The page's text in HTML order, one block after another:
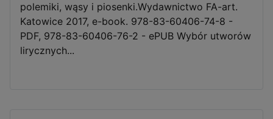
polemiki, wąsy i piosenki.Wydawnictwo FA-art.
Katowice 2017, e-book. 978-83-60406-74-8 -
PDF, 978-83-60406-76-2 - ePUB Wybór utworów
lirycznych...